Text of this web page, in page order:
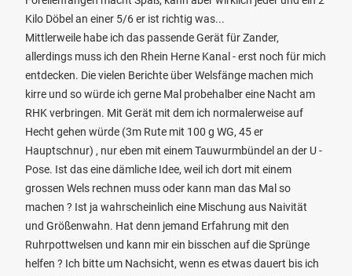
Kilo Döbel an einer 5/6 er ist richtig was...
Mittlerweile habe ich das passende Gerät für Zander,
allerdings muss ich den Rhein Herne Kanal - erst noch für mich
entdecken. Die vielen Berichte über Welsfänge machen mich
kirre und so würde ich gerne Mal probehalber eine Nacht am
RHK verbringen. Mit Gerät mit dem ich normalerweise auf
Hecht gehen würde (3m Rute mit 100 g WG, 45 er
Hauptschnur) , nur eben mit einem Tauwurmbündel an der U -
Pose. Ist das eine dämliche Idee, weil ich dort mit einem
grossen Wels rechnen muss oder kann man das Mal so
machen ? Ist ja wahrscheinlich eine Mischung aus Naivität
und Größenwahn. Hat denn jemand Erfahrung mit den
Ruhrpottwelsen und kann mir ein bisschen auf die Sprünge
helfen ? Ich bitte um Nachsicht, wenn es etwas dauert bis ich